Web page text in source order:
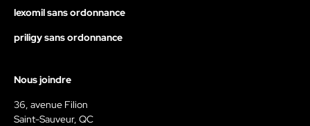
lexomil sans ordonnance
priligy sans ordonnance
Nous joindre
36, avenue Filion
Saint-Sauveur, QC